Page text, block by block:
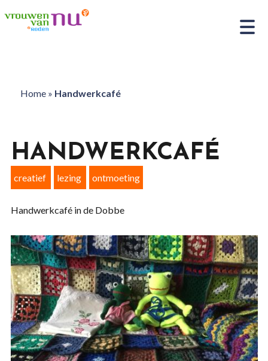
Home» Handwerkcafé
HANDWERKCAFÉ
creatief lezing ontmoeting
Handwerkcafé in de Dobbe